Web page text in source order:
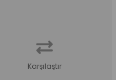
Karşılaştır